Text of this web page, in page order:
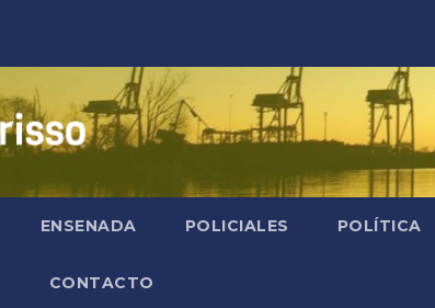
ENSENADA POLICIALES POLÍTICA
CONTACTO